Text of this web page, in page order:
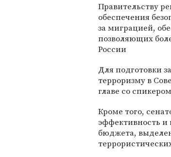
Правительству
обеспечения
за миграцией,
позволяющих
России
Для подготовки
терроризму в
главе со
Кроме того,
эффективность и
бюджета,